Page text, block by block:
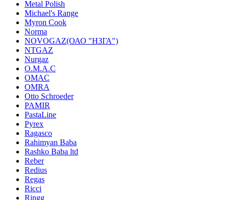
Metal Polish
Michael's Range
Myron Cook
Norma
NOVOGAZ(ОАО "НЗГА")
NTGAZ
Nurgaz
O.M.A.C
OMAC
OMRA
Otto Schroeder
PAMIR
PastaLine
Pyrex
Ragasco
Rahimyan Baba
Rashko Baba ltd
Reber
Redius
Regas
Ricci
Ringg